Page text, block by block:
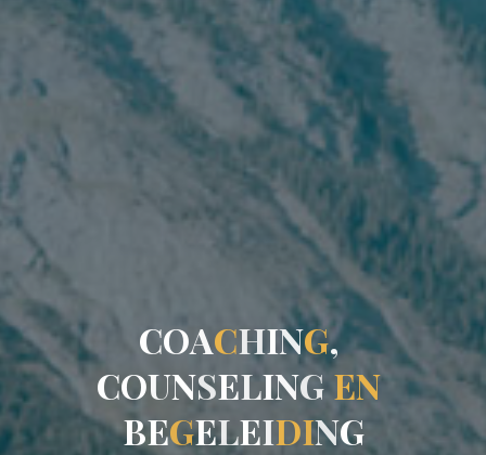
COACHING,
COUNSELING EN
BEGELEIDING